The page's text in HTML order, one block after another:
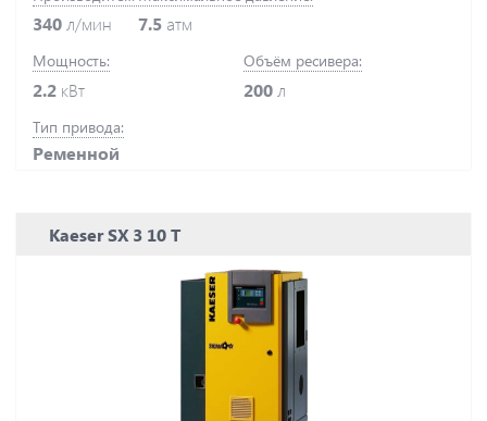
340л/мин 7.5 атм
Мощность:
2.2 кВт
Объём ресивера:
200 л
Тип привода:
Ременной
Kaeser SX 3 10 T